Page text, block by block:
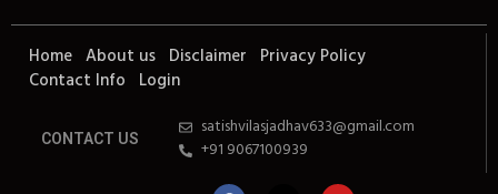
Home About us Disclaimer Privacy Policy
Contact Info Login
CONTACT US
satishvilasjadhav633@gmail.com
+91 9067100939